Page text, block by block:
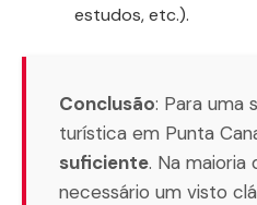
estudos, etc.).
Conclusão: Para uma
turística em Punta
suficiente. Na maioria
necessário um visto